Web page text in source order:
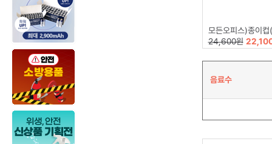
모든오피스)종이컵(6.5oz/
24,600원
음료수